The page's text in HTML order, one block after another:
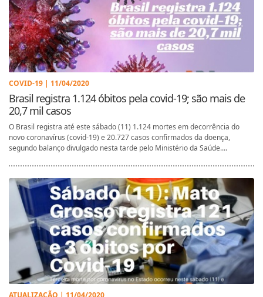
COVID-19 | 11/04/2020
Brasil registra 1.124 óbitos pela covid-19; são mais de
20,7 mil casos
O Brasil registra até este sábado (11) 1.124 mortes em decorrência do
novo coronavírus (covid-19) e 20.727 casos confirmados da doença,
segundo balanço divulgado nesta tarde pelo Ministério da Saúde....
ATUALIZAÇÃO | 11/04/2020